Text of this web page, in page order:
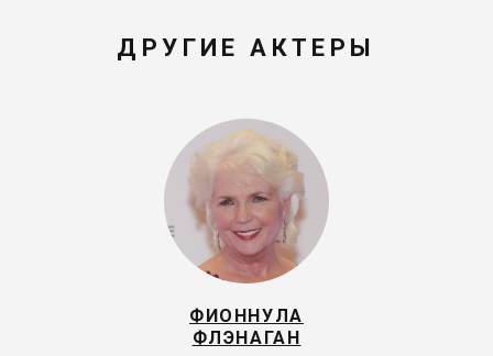
ДРУГИЕ АКТЕРЫ
ФИОННУЛА
ФЛЭНАГАН